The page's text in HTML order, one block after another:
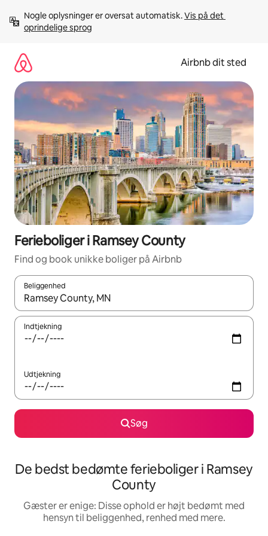
videre
Nogle oplysninger er oversat automatisk. Vis på det
oprindelige sprog
Airbnb dit sted
Ferieboliger i Ramsey County
Find og book unikke boliger på Airbnb
Beliggenhed
Når resultaterne er tilgængelige, skal du navigere med
Indtjekning
Udtjekning
Søg
De bedst bedømte ferieboliger i Ramsey
County
Gæster er enige: Disse ophold er højt bedømt med
hensyn til beliggenhed, renhed med mere.